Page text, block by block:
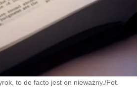
to de facto jest on nieważny./Fot.